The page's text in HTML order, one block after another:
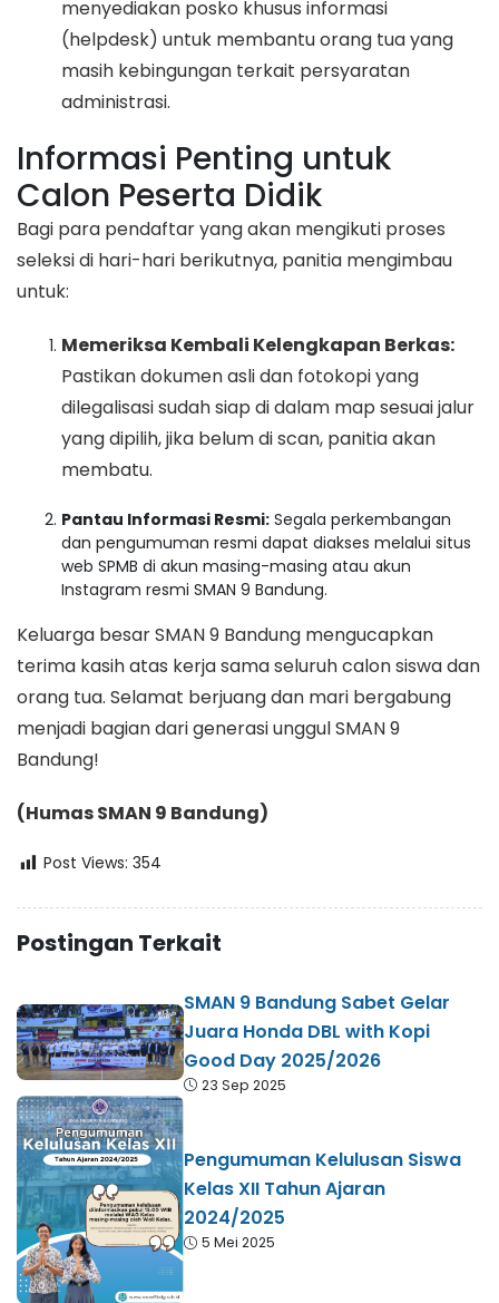
menyediakan posko khusus informasi
(helpdesk) untuk membantu orang tua yang
masih kebingungan terkait persyaratan
administrasi.
Informasi Penting untuk
Calon Peserta Didik
Bagi para pendaftar yang akan mengikuti proses
seleksi di hari-hari berikutnya, panitia mengimbau
untuk:
Memeriksa Kembali Kelengkapan Berkas:
Pastikan dokumen asli dan fotokopi yang
dilegalisasi sudah siap di dalam map sesuai jalur
yang dipilih, jika belum di scan, panitia akan
membatu.
Pantau Informasi Resmi: Segala perkembangan
dan pengumuman resmi dapat diakses melalui situs
web SPMB di akun masing-masing atau akun
Instagram resmi SMAN 9 Bandung.
Keluarga besar SMAN 9 Bandung mengucapkan
terima kasih atas kerja sama seluruh calon siswa dan
orang tua. Selamat berjuang dan mari bergabung
menjadi bagian dari generasi unggul SMAN 9
Bandung!
(Humas SMAN 9 Bandung)
Post Views: 354
Postingan Terkait
SMAN 9 Bandung Sabet Gelar
Juara Honda DBL with Kopi
Good Day 2025/2026
23 Sep 2025
Pengumuman Kelulusan Siswa
Kelas XII Tahun Ajaran
2024/2025
5 Mei 2025